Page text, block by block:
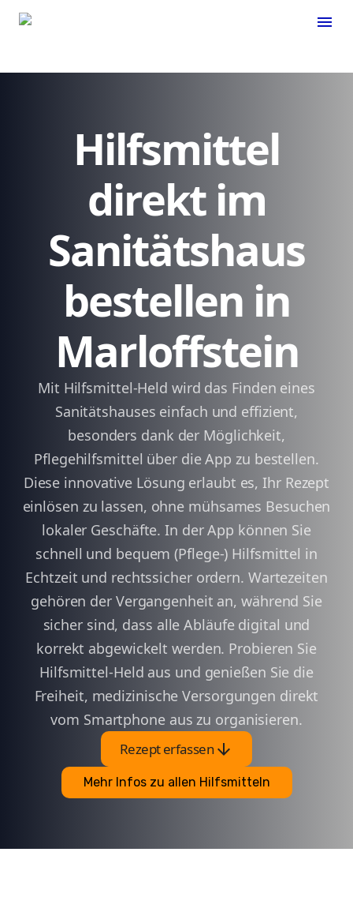
menu
Hilfsmittel
direkt im
Sanitätshaus
bestellen in
Marloffstein
Mit Hilfsmittel-Held wird das Finden eines
Sanitätshauses einfach und effizient,
besonders dank der Möglichkeit,
Pflegehilfsmittel über die App zu bestellen.
Diese innovative Lösung erlaubt es, Ihr Rezept
einlösen zu lassen, ohne mühsames Besuchen
lokaler Geschäfte. In der App können Sie
schnell und bequem (Pflege-) Hilfsmittel in
Echtzeit und rechtssicher ordern. Wartezeiten
gehören der Vergangenheit an, während Sie
sicher sind, dass alle Abläufe digital und
korrekt abgewickelt werden. Probieren Sie
Hilfsmittel-Held aus und genießen Sie die
Freiheit, medizinische Versorgungen direkt
vom Smartphone aus zu organisieren.
Rezept erfassenarrow_downward
Mehr Infos zu allen Hilfsmitteln